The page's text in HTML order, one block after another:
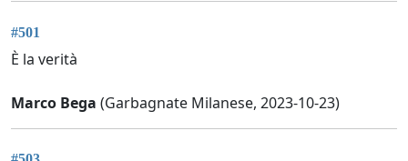
#501
È la verità
Marco Bega (Garbagnate Milanese, 2023-10-23)